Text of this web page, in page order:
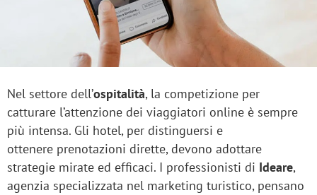
Nel settore dell’ospitalità, la competizione per
catturare l’attenzione dei viaggiatori online è sempre
più intensa. Gli hotel, per distinguersi e
ottenere prenotazioni dirette, devono adottare
strategie mirate ed efficaci. I professionisti di Ideare,
agenzia specializzata nel marketing turistico, pensano